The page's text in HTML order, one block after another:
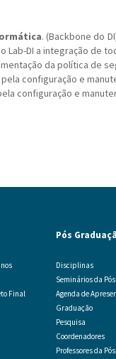
. (Backbone do
Lab-DI a integração de
da política de
pela configuração e
configuração e
Final
Pós
Disciplinas
Seminários da
Agenda de
Graduação
Pesquisa
Coordenadores
Professores da